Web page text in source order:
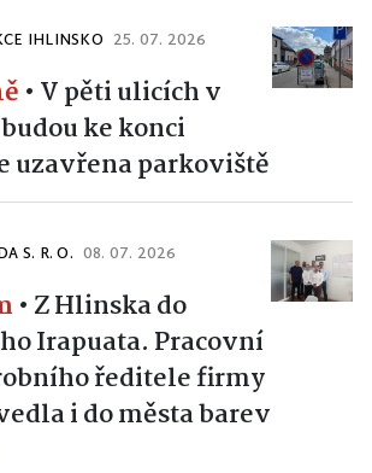
IHLINSKO 25. 07. 2026
• V pěti ulicích v
ke konci
uzavřena parkoviště
S. R. O. 08. 07. 2026
• Z Hlinska do
Irapuata. Pracovní
ředitele firmy
i do města barev